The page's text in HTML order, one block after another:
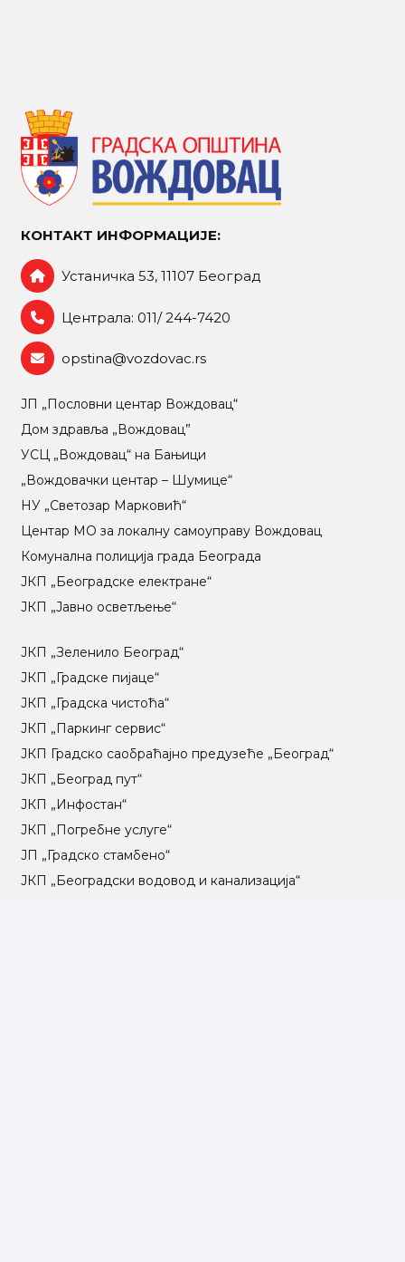
КОНТАКТ ИНФОРМАЦИЈЕ:
Устаничка 53, 11107 Београд
Централа: 011/ 244-7420
opstina@vozdovac.rs
ЈП „Пословни центар Вождовац“
Дом здравља „Вождовац”
УСЦ „Вождовац“ на Бањици
„Вождовачки центар – Шумице“
НУ „Светозар Марковић“
Центар МO за локалну самоуправу Вождовац
Комунална полиција града Београда
ЈКП „Београдске електране“
ЈКП „Јавно осветљење“
ЈКП „Зеленило Београд“
ЈКП „Градске пијаце“
ЈКП „Градска чистоћа“
ЈКП „Паркинг сервис“
ЈКП Градско саобраћајно предузеће „Београд“
ЈКП „Београд пут“
ЈКП „Инфостан“
ЈКП „Погребне услуге“
ЈП „Градско стамбено“
ЈКП „Београдски водовод и канализација“